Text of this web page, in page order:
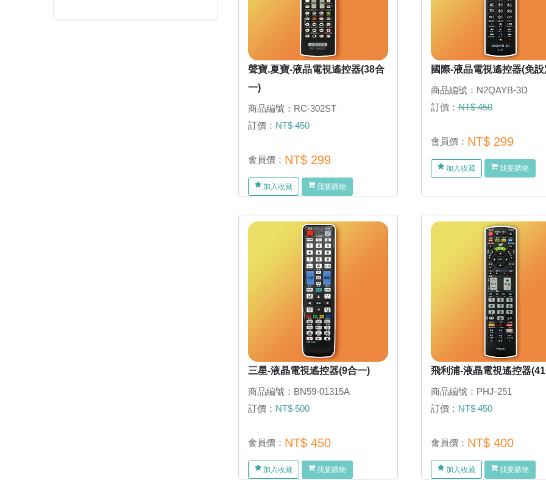
聲寶.夏寶-液晶電視遙控器(38合
一)
商品編號：RC-302ST
訂價：NT$ 450
會員價： NT$ 299
加入收藏 我要購物
國際-液晶電視遙控器(免設
商品編號：N2QAYB-3D
訂價：NT$ 450
會員價： NT$ 299
加入收藏 我要購物
三星-液晶電視遙控器(9合一)
商品編號：BN59-01315A
訂價：NT$ 500
會員價： NT$ 450
加入收藏 我要購物
飛利浦-液晶電視遙控器
商品編號：PHJ-251
訂價：NT$ 450
會員價： NT$ 400
加入收藏 我要購物